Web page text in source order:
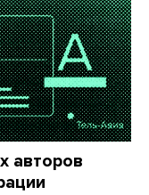
авторов